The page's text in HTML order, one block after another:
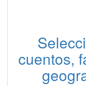
cuentos,